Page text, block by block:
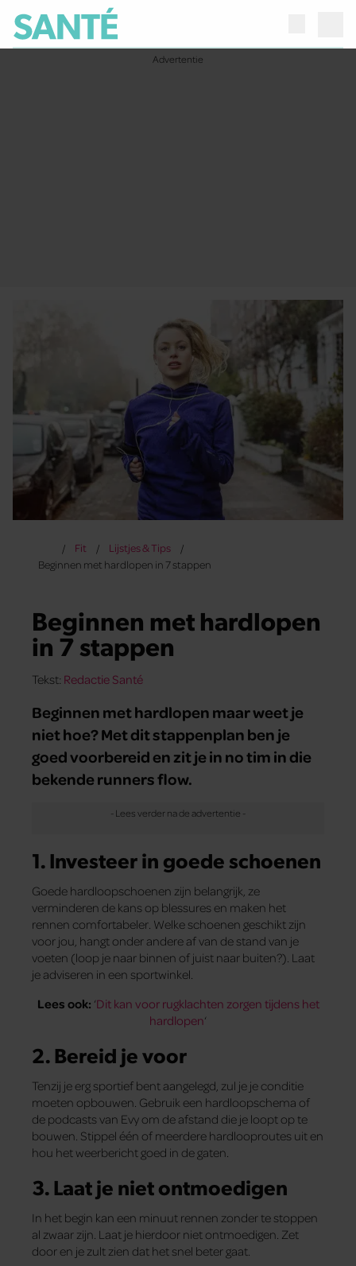
Fit
Lijstjes & Tips
Beginnen met hardlopen in 7 stappen
Beginnen met hardlopen
in 7 stappen
Tekst: Redactie Santé
Beginnen met hardlopen maar weet je
niet hoe? Met dit stappenplan ben je
goed voorbereid en zit je in no tim in die
bekende runners flow.
1. Investeer in goede schoenen
Goede hardloopschoenen zijn belangrijk, ze
verminderen de kans op blessures en maken het
rennen comfortabeler. Welke schoenen geschikt zijn
voor jou, hangt onder andere af van de stand van je
voeten (loop je naar binnen of juist naar buiten?). Laat
je adviseren in een sportwinkel.
Lees ook: ‘Dit kan voor rugklachten zorgen tijdens het
hardlopen‘
2. Bereid je voor
Tenzij je erg sportief bent aangelegd, zul je je conditie
moeten opbouwen. Gebruik een hardloopschema of
de podcasts van Evy om de afstand die je loopt op te
bouwen. Stippel één of meerdere hardlooproutes uit en
hou het weerbericht goed in de gaten.
3. Laat je niet ontmoedigen
In het begin kan een minuut rennen zonder te stoppen
al zwaar zijn. Laat je hierdoor niet ontmoedigen. Zet
door en je zult zien dat het snel beter gaat.